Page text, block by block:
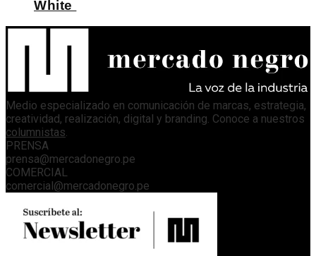
White
Medio especializado en comunicación de marcas, estrategia,
creatividad, realización, digital y branding. Conoce a nuestros
columnistas.
PRENSA
prensa@mercadonegro.pe
COMERCIAL
comercial@mercadonegro.pe